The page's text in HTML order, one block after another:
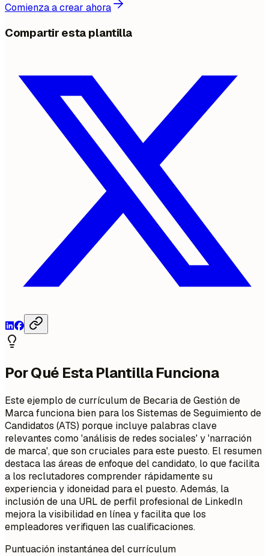
Comienza a crear ahora
Compartir esta plantilla
Por Qué Esta Plantilla Funciona
Este ejemplo de currículum de Becaria de Gestión de
Marca funciona bien para los Sistemas de Seguimiento de
Candidatos (ATS) porque incluye palabras clave
relevantes como 'análisis de redes sociales' y 'narración
de marca', que son cruciales para este puesto. El resumen
destaca las áreas de enfoque del candidato, lo que facilita
a los reclutadores comprender rápidamente su
experiencia y idoneidad para el puesto. Además, la
inclusión de una URL de perfil profesional de LinkedIn
mejora la visibilidad en línea y facilita que los
empleadores verifiquen las cualificaciones.
Puntuación instantánea del currículum